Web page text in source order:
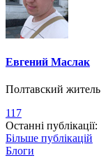
Евгений Маслак
Полтавский житель
117
Останні публікації:
Більше публікацій
Блоги